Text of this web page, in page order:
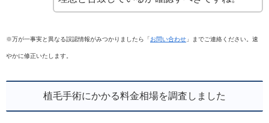
※万が一事実と異なる誤認情報がみつかりましたら「お問い合わせ 」までご連絡ください。速
やかに修正いたします。
植毛手術にかかる料金相場を調査しました